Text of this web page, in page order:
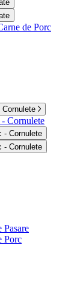
de Porc
Cornulete
- Cornulete
- Cornulete
Pasare
Porc